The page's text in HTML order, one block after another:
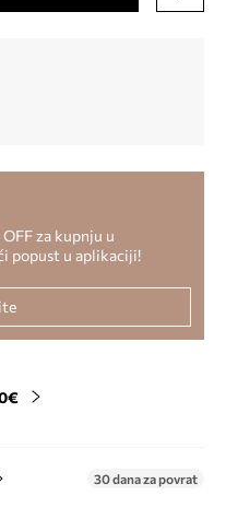
za kupnju u
popust u aplikaciji!
30 dana za povrat